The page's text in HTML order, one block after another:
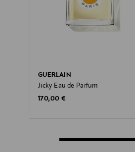
GUERLAIN
Jicky Eau de Parfum
Original Price
170,00 €